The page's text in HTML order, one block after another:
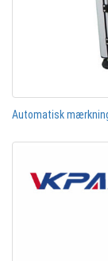
Automatisk